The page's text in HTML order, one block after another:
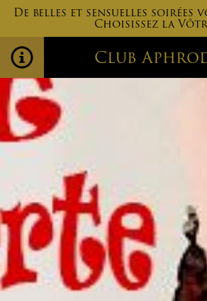
De belles et sensuelles soirées
Choisissez la
Club